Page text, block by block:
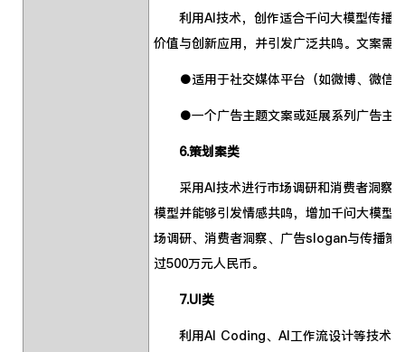
利用AI技术，创作适合千问大模型传播的
价值与创新应用，并引发广泛共鸣。文案需
●适用于社交媒体平台（如微博、微信、
●一个广告主题文案或延展系列广告主
6.策划案类
采用AI技术进行市场调研和消费者洞察，
模型并能够引发情感共鸣，增加千问大模型
场调研、消费者洞察、广告slogan与传播策
过500万元人民币。
7.UI类
利用AI Coding、AI工作流设计等技术，